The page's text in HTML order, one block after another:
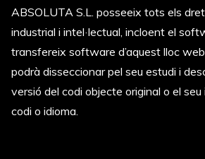
ABSOLUTA S.L. posseeix tots els
industrial i intel·lectual, incloent el
transfereix software d’aquest lloc
podrà disseccionar pel seu estudi i
versió del codi objecte original o el seu
codi o idioma.